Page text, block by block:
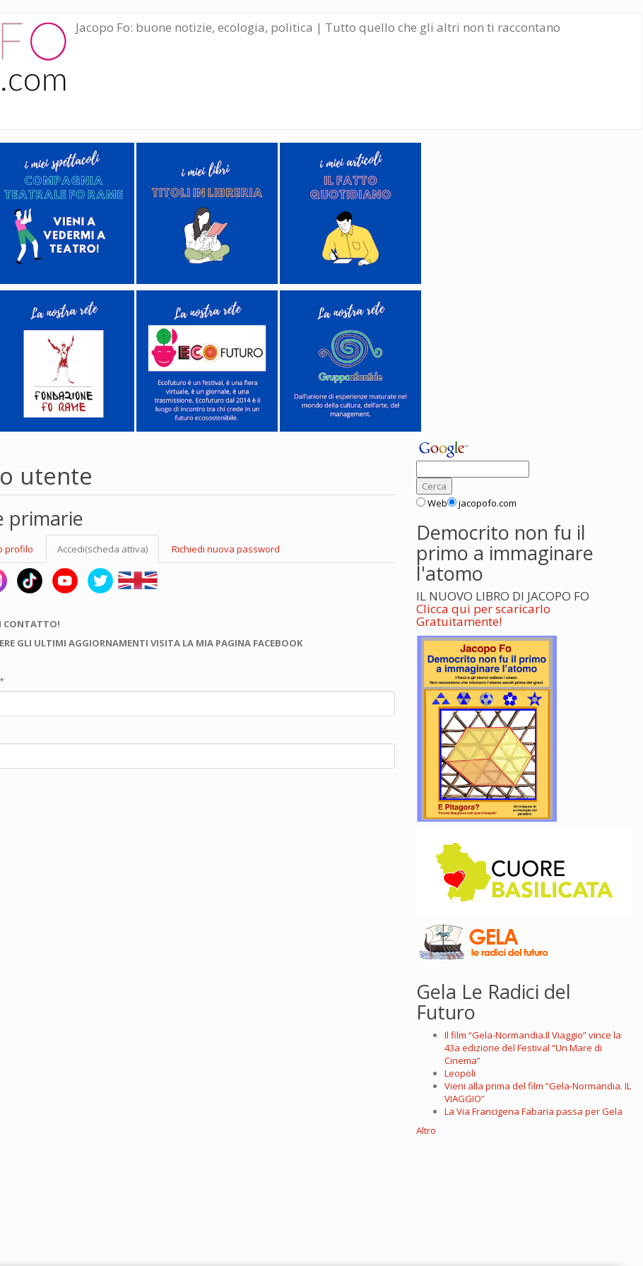
Jacopo Fo: buone notizie, ecologia, politica | Tutto quello che gli altri non ti raccontano
utente
primarie
profilo Accedi(scheda attiva) Richiedi nuova password
CONTATTO!
GLI ULTIMI AGGIORNAMENTI VISITA LA MIA PAGINA FACEBOOK
*
Web jacopofo.com
Democrito non fu il
primo a immaginare
l'atomo
IL NUOVO LIBRO DI JACOPO FO
Clicca qui per scaricarlo
Gratuitamente!
Gela Le Radici del
Futuro
Il film “Gela-Normandia.Il Viaggio” vince la
43a edizione del Festival “Un Mare di
Cinema”
Leopoli
Vieni alla prima del film “Gela-Normandia. IL
VIAGGIO”
La Via Francigena Fabaria passa per Gela
Altro